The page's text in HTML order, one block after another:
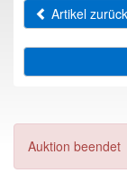
Artikel zurück
Auktion beendet